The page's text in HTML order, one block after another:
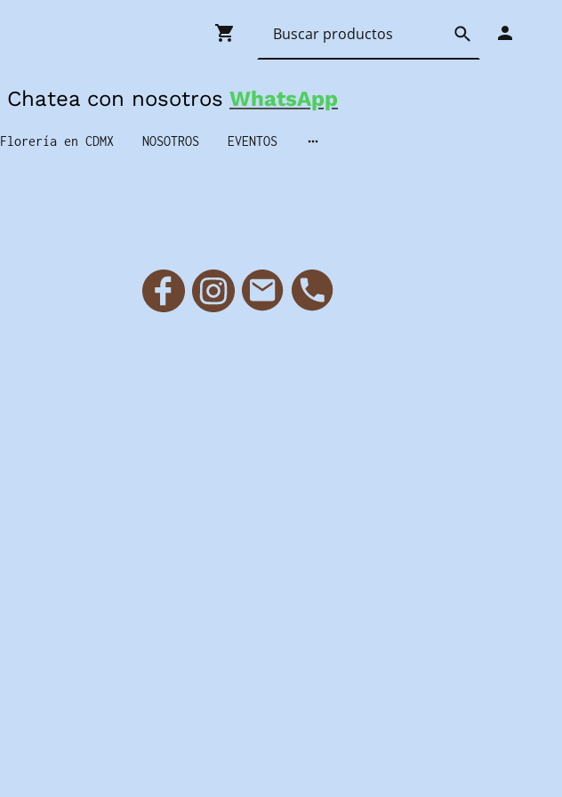
Chatea con nosotros WhatsApp
Florería en CDMX NOSOTROS EVENTOS